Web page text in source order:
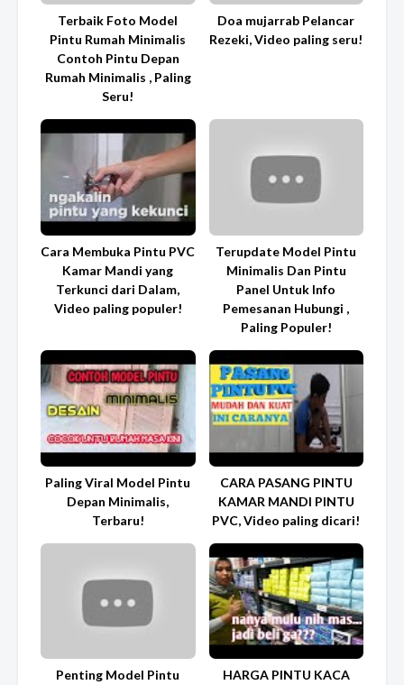
Terbaik Foto Model
Pintu Rumah Minimalis
Contoh Pintu Depan
Rumah Minimalis , Paling
Seru!
Doa mujarrab Pelancar
Rezeki, Video paling seru!
Cara Membuka Pintu PVC
Kamar Mandi yang
Terkunci dari Dalam,
Video paling populer!
Terupdate Model Pintu
Minimalis Dan Pintu
Panel Untuk Info
Pemesanan Hubungi ,
Paling Populer!
Paling Viral Model Pintu
Depan Minimalis,
Terbaru!
CARA PASANG PINTU
KAMAR MANDI PINTU
PVC, Video paling dicari!
Penting Model Pintu
HARGA PINTU KACA